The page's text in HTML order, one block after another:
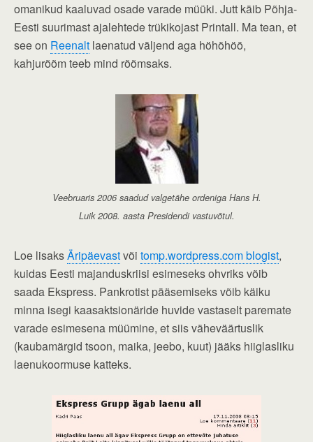
omanikud kaaluvad osade varade müüki. Jutt käib Põhja-
Eesti suurimast ajalehtede trükikojast Printall. Ma tean, et
see on Reenalt laenatud väljend aga höhöhöö,
kahjurõõm teeb mind rõõmsaks.
Veebruaris 2006 saadud valgetähe ordeniga Hans H.
Luik 2008. aasta Presidendi vastuvõtul.
Loe lisaksÄripäevastvõi tomp.wordpress.com blogist,
kuidas Eesti majanduskriisi esimeseks ohvriks võib
saada Ekspress. Pankrotist pääsemiseks võib käiku
minna isegi kaasaktsionäride huvide vastaselt paremate
varade esimesena müümine, et siis väheväärtuslik
(kaubamärgid tsoon, maika, jeebo, kuut) jääks hiiglasliku
laenukoormuse katteks.